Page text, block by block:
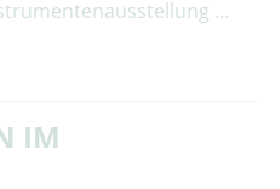
…
IM